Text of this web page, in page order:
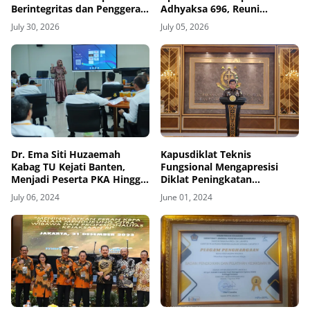
Berintegritas dan Penggerak
Transformasi Kejaksaan
Menuju Indonesia Emas
2045
July 30, 2026
Adhyaksa 696, Reuni
Terbesar Sepanjang Sejarah
Angkatan
July 05, 2026
Dr. Ema Siti Huzaemah
Kabag TU Kejati Banten,
Menjadi Peserta PKA Hingga
Mengajar PKP Kejaksaan
July 06, 2024
Kapusdiklat Teknis
Fungsional Mengapresisi
Diklat Peningkatan
Kompetensi Hukum Auditor
Kemendikbudristek di
Badiklat Kejaksaan Berjalan
Sangat Interaktif dan
Dinamis
June 01, 2024